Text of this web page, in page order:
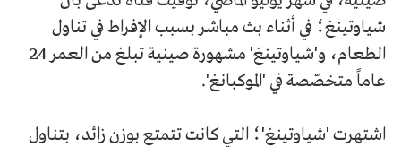
شياوتينغ؛ في أثناء بث مباشر بسبب الإفراط في تناول
الطعام، و'شياوتينغ' مشهورة صينية تبلغ من العمر 24
عاماً متخصّصة في 'الموكبانغ'.
اشتهرت 'شياوتينغ'؛ التي كانت تتمتع بوزن زائد، بتناول